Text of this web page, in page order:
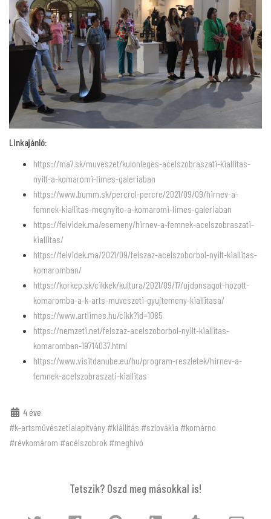
Linkajánló:
https://ma7.sk/muveszet/kulonleges-acelszobraszati-kiallitas-
nyilt-a-komaromi-limes-galeriaban
https://www.bumm.sk/percrol-percre/2021/09/09/hirnev-a-
femnek-kiallitas-megnyito-a-komaromi-limes-galeriaban
https://felvidek.ma/esemeny/hirnev-a-femnek-acelszobraszati-
kiallitas/
https://felvidek.ma/2021/09/felszaz-acelszoborbol-nyilt-kiallitas-
komaromban/
https://korkep.sk/cikkek/kultura/2021/09/17/ujdonsagot-hozott-
komaromba-a-k-arts-muveszeti-gyujtemeny-kiallitasa/
https://www.artlimes.hu/cikk?id=1085
https://nemzeti.net/felszaz-acelszoborbol-nyilt-kiallitas-
komaromban-19714037.html
https://www.visitdanube.eu/hu/program-reszletek/hirnev-a-
femnek-acelszobraszati-kiallitas
4 éve
#k-artsművészetialapítvány #kiállítás #szlovákia #komárno
#révkomárom #acélszobrok #meghívó
Tetszik? Oszd meg másokkal is!